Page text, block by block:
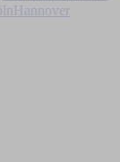
Hannover